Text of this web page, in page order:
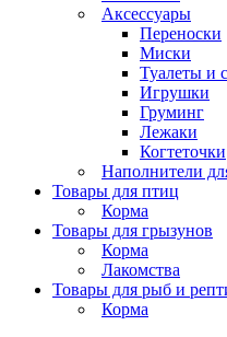
Аксессуары
Переноски
Миски
Туалеты и
Игрушки
Груминг
Лежаки
Когтеточки
Наполнители
Товары для птиц
Корма
Товары для грызунов
Корма
Лакомства
Товары для рыб и
Корма